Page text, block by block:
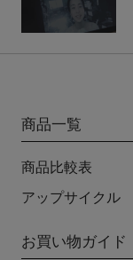
商品一覧
商品比較表
アップサイクル
お買い物ガイド